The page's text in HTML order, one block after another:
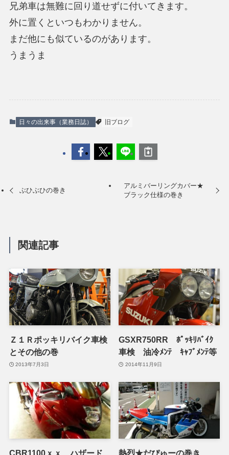
兄弟車は無難に回り道せずに付いてきます。
外に置くといつもわかりません。
まだ他にも似ているのがあります。
うまうま
日々の出来事（業務日誌） 旧ブログ
ぶひぶひの巻き
アルミバーリングカバー★
ブラック仕様の巻き
関連記事
Ｚ１Ｒポッキリバイク車検
とその他の巻
2013年7月3日
GSXR750RR ﾎﾟｯｷﾘﾊﾞｲｸ
車検 油冷ﾒﾝﾃ ｷｬﾌﾞﾒﾝﾃ等
2014年11月9日